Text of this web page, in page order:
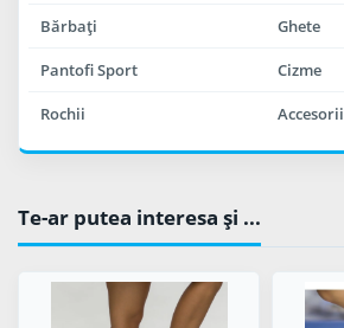
Bărbaţi Ghete
Pantofi Sport Cizme
Rochii Accesorii
Te-ar putea interesa şi ...